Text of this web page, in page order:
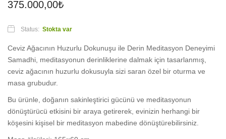
375.000,00₺
Status: Stokta var
Ceviz Ağacının Huzurlu Dokunuşu ile Derin Meditasyon Deneyimi
Samadhi, meditasyonun derinliklerine dalmak için tasarlanmış,
ceviz ağacının huzurlu dokusuyla sizi saran özel bir oturma ve
masa grubudur.
Bu ürünle, doğanın sakinleştirici gücünü ve meditasyonun
dönüştürücü etkisini bir araya getirerek, evinizin herhangi bir
köşesini kişisel bir meditasyon mabedine dönüştürebilirsiniz.